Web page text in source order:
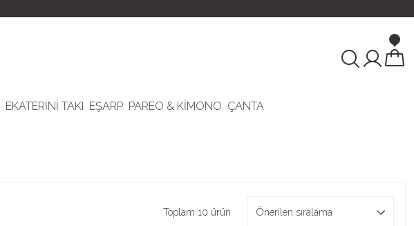
EKATERİNİ TAKI EŞARP PAREO & KİMONO ÇANTA
Toplam 10 ürün